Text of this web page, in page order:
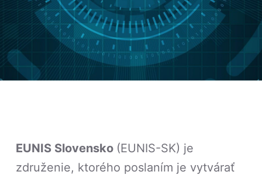
EUNIS Slovensko (EUNIS-SK) je
združenie, ktorého poslaním je vytvárať